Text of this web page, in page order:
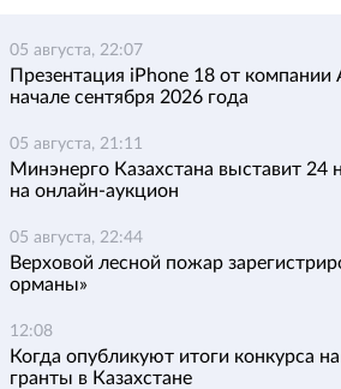
05 августа, 22:07
Презентация iPhone 18 от компании
начале сентября 2026 года
05 августа, 21:11
Минэнерго Казахстана выставит 24
на онлайн-аукцион
05 августа, 22:44
Верховой лесной пожар
орманы»
12:08
Когда опубликуют итоги конкурса
гранты в Казахстане